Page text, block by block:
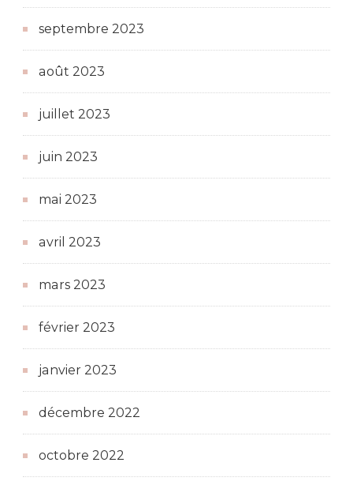
septembre 2023
août 2023
juillet 2023
juin 2023
mai 2023
avril 2023
mars 2023
février 2023
janvier 2023
décembre 2022
octobre 2022